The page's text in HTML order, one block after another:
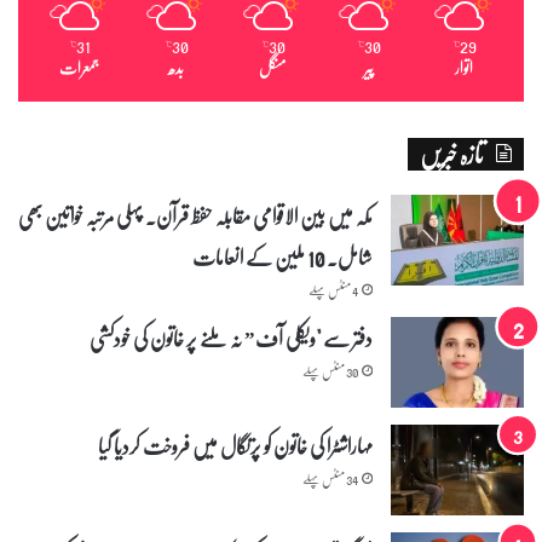
29
℃
اتوار
30
℃
پیر
30
℃
منگل
30
℃
بدھ
31
℃
جمعرات
تازہ خبریں
مکہ میں بین الاقوامی مقابلہ حفظ قرآن۔ پہلی مرتبہ خواتین بھی
شامل۔ 10 ملین کے انعامات
4 منٹس پہلے
دفتر سے "ویکلی آف” نہ ملنے پر خاتون کی خودکشی
30 منٹس پہلے
مہاراشٹرا کی خاتون کو پرتگال میں فروخت کردیا گیا
34 منٹس پہلے